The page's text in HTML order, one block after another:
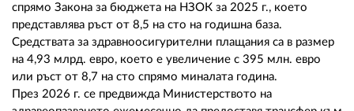
спрямо Закона за бюджета на НЗОК за 2025 г., което
представлява ръст от 8,5 на сто на годишна база.
Средствата за здравноосигурителни плащания са в размер
на 4,93 млрд. евро, което е увеличение с 395 млн. евро
или ръст от 8,7 на сто спрямо миналата година.
През 2026 г. се предвижда Министерството на